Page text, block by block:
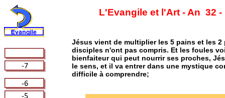
L'Evangile et l'Art - An 32 -
Jésus vient de multiplier les 5 pains et les 2
disciples n'ont pas compris. Et les foules
bienfaiteur qui peut nourrir ses proches,
le sens, et il va entrer dans une mystique
difficile à comprendre;